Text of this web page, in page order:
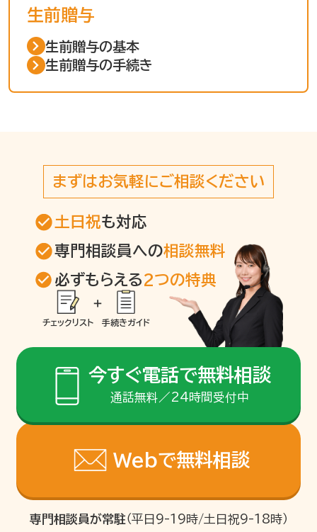
生前贈与
生前贈与の基本
生前贈与の手続き
まずはお気軽にご相談ください
土日祝も対応
専門相談員への相談無料
必ずもらえる2つの特典
チェックリスト 手続きガイド
今すぐ電話で無料相談
通話無料／24時間受付中
Webで無料相談
専門相談員が常駐（平日9-19時/土日祝9-18時）